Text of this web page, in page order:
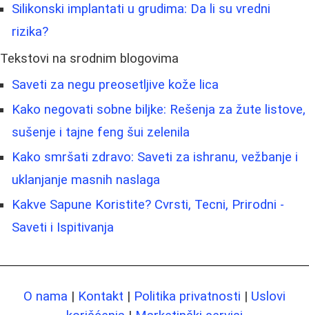
Silikonski implantati u grudima: Da li su vredni
rizika?
Tekstovi na srodnim blogovima
Saveti za negu preosetljive kože lica
Kako negovati sobne biljke: Rešenja za žute listove,
sušenje i tajne feng šui zelenila
Kako smršati zdravo: Saveti za ishranu, vežbanje i
uklanjanje masnih naslaga
Kakve Sapune Koristite? Cvrsti, Tecni, Prirodni -
Saveti i Ispitivanja
O nama | Kontakt | Politika privatnosti | Uslovi